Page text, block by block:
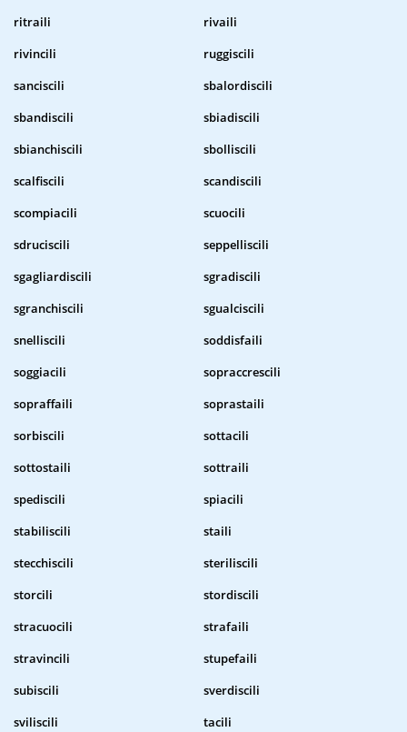
ritraili
rivaili
rivincili
ruggiscili
sanciscili
sbalordiscili
sbandiscili
sbiadiscili
sbianchiscili
sbolliscili
scalfiscili
scandiscili
scompiacili
scuocili
sdruciscili
seppelliscili
sgagliardiscili
sgradiscili
sgranchiscili
sgualciscili
snelliscili
soddisfaili
soggiacili
sopraccrescili
sopraffaili
soprastaili
sorbiscili
sottacili
sottostaili
sottraili
spediscili
spiacili
stabiliscili
staili
stecchiscili
steriliscili
storcili
stordiscili
stracuocili
strafaili
stravincili
stupefaili
subiscili
sverdiscili
sviliscili
tacili